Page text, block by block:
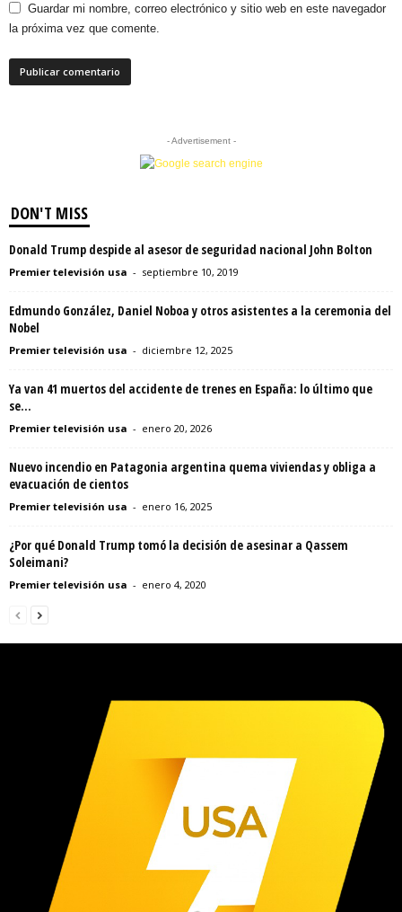
Guardar mi nombre, correo electrónico y sitio web en este navegador
la próxima vez que comente.
- Advertisement -
DON'T MISS
Donald Trump despide al asesor de seguridad nacional John Bolton
Premier televisión usa - septiembre 10, 2019
Edmundo González, Daniel Noboa y otros asistentes a la ceremonia del
Nobel
Premier televisión usa - diciembre 12, 2025
Ya van 41 muertos del accidente de trenes en España: lo último que
se...
Premier televisión usa - enero 20, 2026
Nuevo incendio en Patagonia argentina quema viviendas y obliga a
evacuación de cientos
Premier televisión usa - enero 16, 2025
¿Por qué Donald Trump tomó la decisión de asesinar a Qassem
Soleimani?
Premier televisión usa - enero 4, 2020